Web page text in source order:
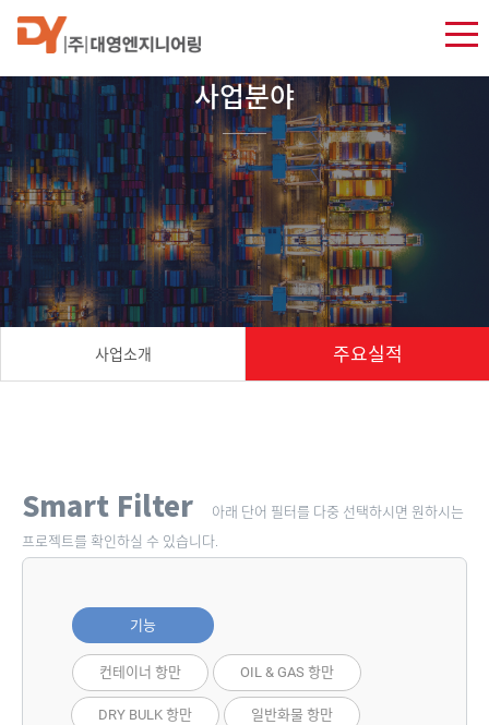
사업소개 주요실적
사업분야
Smart Filter
아래 단어 필터를 다중 선택하시면 원하시는
프로젝트를 확인하실 수 있습니다.
기능
컨테이너 항만 OIL & GAS 항만
DRY BULK 항만 일반화물 항만